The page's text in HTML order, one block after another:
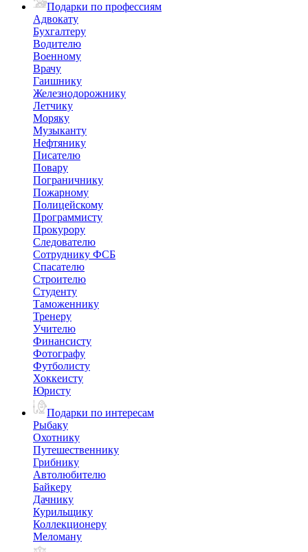
Подарки по профессиям
Адвокату
Бухгалтеру
Водителю
Военному
Врачу
Гаишнику
Железнодорожнику
Летчику
Моряку
Музыканту
Нефтянику
Писателю
Повару
Пограничнику
Пожарному
Полицейскому
Программисту
Прокурору
Следователю
Сотруднику ФСБ
Спасателю
Строителю
Студенту
Таможеннику
Тренеру
Учителю
Финансисту
Фотографу
Футболисту
Хоккеисту
Юристу
Подарки по интересам
Рыбаку
Охотнику
Путешественнику
Грибнику
Автолюбителю
Байкеру
Дачнику
Курильщику
Коллекционеру
Меломану